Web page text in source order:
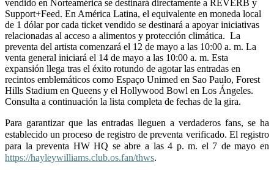
vendido en Norteamérica se destinará directamente a REVERB y
Support+Feed. En América Latina, el equivalente en moneda local
de 1 dólar por cada ticket vendido se destinará a apoyar iniciativas
relacionadas al acceso a alimentos y protección climática.  La
preventa del artista comenzará el 12 de mayo a las 10:00 a. m. La
venta general iniciará el 14 de mayo a las 10:00 a. m. Esta
expansión llega tras el éxito rotundo de agotar las entradas en
recintos emblemáticos como Espaço Unimed en Sao Paulo, Forest
Hills Stadium en Queens y el Hollywood Bowl en Los Ángeles.
Consulta a continuación la lista completa de fechas de la gira.
Para garantizar que las entradas lleguen a verdaderos fans, se ha
establecido un proceso de registro de preventa verificado. El registro
https://hayleywilliams.club.os.fan/thws.